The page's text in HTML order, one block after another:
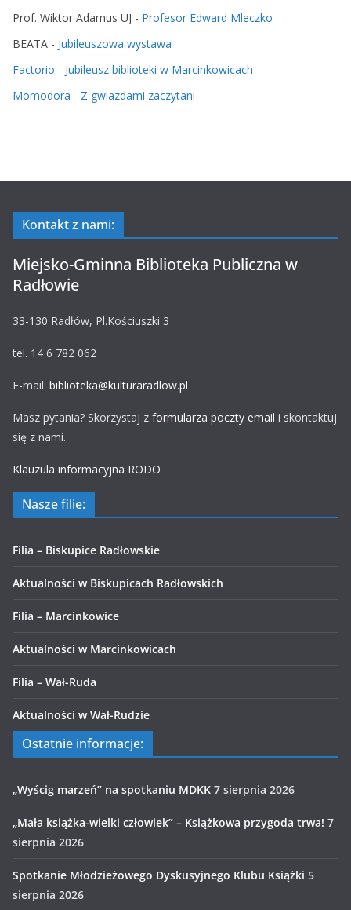
Prof. Wiktor Adamus UJ - Profesor Edward Mleczko
BEATA - Jubileuszowa wystawa
Factorio - Jubileusz biblioteki w Marcinkowicach
Momodora - Z gwiazdami zaczytani
Kontakt z nami:
Miejsko-Gminna Biblioteka Publiczna w
Radłowie
33-130 Radłów, Pl.Kościuszki 3
tel. 14 6 782 062
E-mail: biblioteka@kulturaradlow.pl
Masz pytania? Skorzystaj z formularza poczty email i skontaktuj
się z nami.
Klauzula informacyjna RODO
Nasze filie:
Filia – Biskupice Radłowskie
Aktualności w Biskupicach Radłowskich
Filia – Marcinkowice
Aktualności w Marcinkowicach
Filia – Wał-Ruda
Aktualności w Wał-Rudzie
Ostatnie informacje:
„Wyścig marzeń” na spotkaniu MDKK 7 sierpnia 2026
„Mała książka-wielki człowiek” – Książkowa przygoda trwa! 7
sierpnia 2026
Spotkanie Młodzieżowego Dyskusyjnego Klubu Książki 5
sierpnia 2026